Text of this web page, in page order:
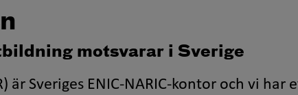
motsvarar i Sverige
är Sveriges ENIC-NARIC-kontor och vi har